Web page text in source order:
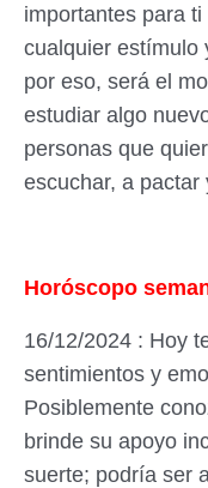
importantes para
cualquier estímulo
por eso, será el
estudiar algo
personas que
escuchar, a pactar
Horóscopo
16/12/2024 : Hoy
sentimientos y
Posiblemente
brinde su apoyo
suerte; podría ser